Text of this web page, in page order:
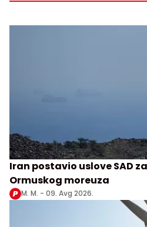
Iran postavio uslove SAD
Ormuskog moreuza
M. M. - 09. Avg 2026.